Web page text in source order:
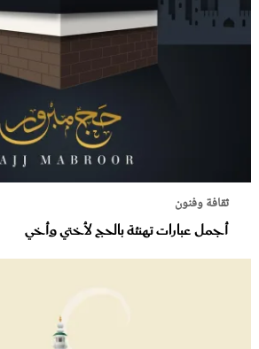
ثقافة وفنون
أجمل عبارات تهنئة بالحج لأختي وأخي